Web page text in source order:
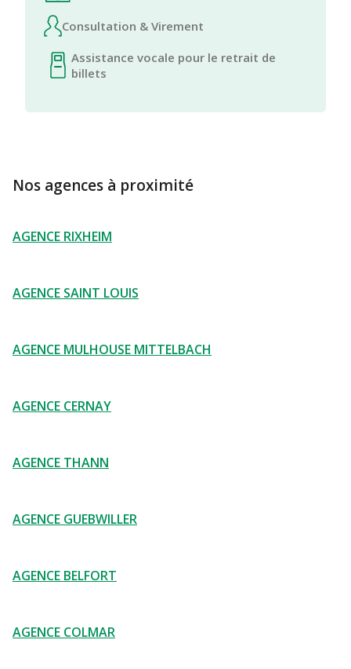
Consultation & Virement
Assistance vocale pour le retrait de
billets
Nos agences à proximité
AGENCE RIXHEIM
AGENCE SAINT LOUIS
AGENCE MULHOUSE MITTELBACH
AGENCE CERNAY
AGENCE THANN
AGENCE GUEBWILLER
AGENCE BELFORT
AGENCE COLMAR